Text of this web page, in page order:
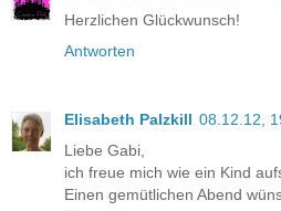
Herzlichen Glückwunsch!
Antworten
Elisabeth Palzkill 08.12.12,
Liebe Gabi,
ich freue mich wie ein Kind
Einen gemütlichen Abend